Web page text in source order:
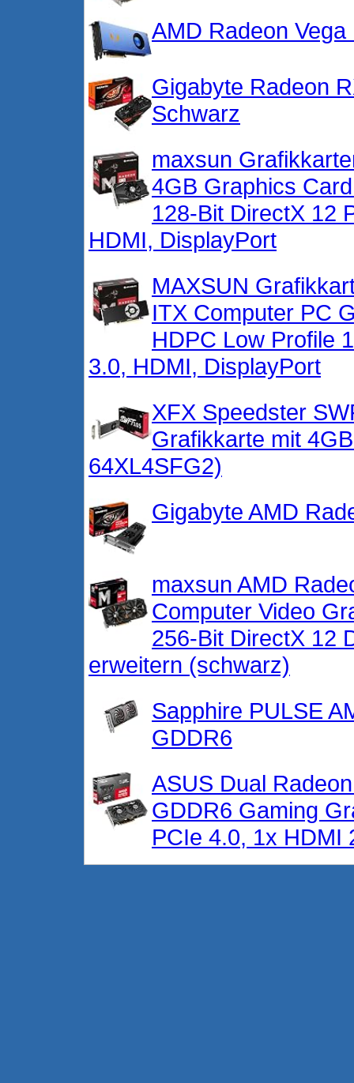
AMD Radeon
Gigabyte Radeon
Schwarz
maxsun
4GB Graphics
128-Bit DirectX 12
HDMI, DisplayPort
MAXSUN
ITX Computer PC
HDPC Low Profile
3.0, HDMI, DisplayPort
XFX Speedster
Grafikkarte mit
64XL4SFG2)
Gigabyte AMD
maxsun AMD
Computer Video
256-Bit DirectX 12
erweitern (schwarz)
Sapphire PULSE
GDDR6
ASUS Dual
GDDR6 Gaming
PCIe 4.0, 1x HDMI